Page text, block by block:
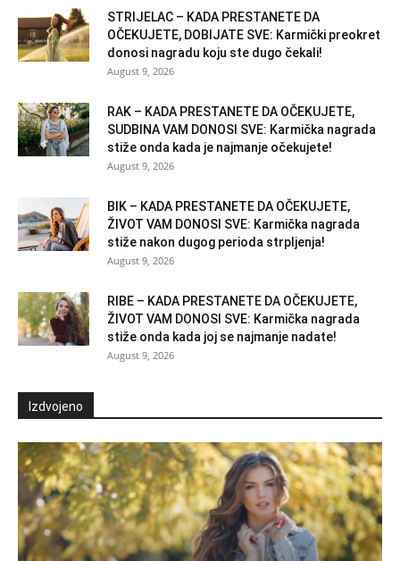
STRIJELAC – KADA PRESTANETE DA
OČEKUJETE, DOBIJATE SVE: Karmički preokret
donosi nagradu koju ste dugo čekali!
August 9, 2026
RAK – KADA PRESTANETE DA OČEKUJETE,
SUDBINA VAM DONOSI SVE: Karmička nagrada
stiže onda kada je najmanje očekujete!
August 9, 2026
BIK – KADA PRESTANETE DA OČEKUJETE,
ŽIVOT VAM DONOSI SVE: Karmička nagrada
stiže nakon dugog perioda strpljenja!
August 9, 2026
RIBE – KADA PRESTANETE DA OČEKUJETE,
ŽIVOT VAM DONOSI SVE: Karmička nagrada
stiže onda kada joj se najmanje nadate!
August 9, 2026
Izdvojeno